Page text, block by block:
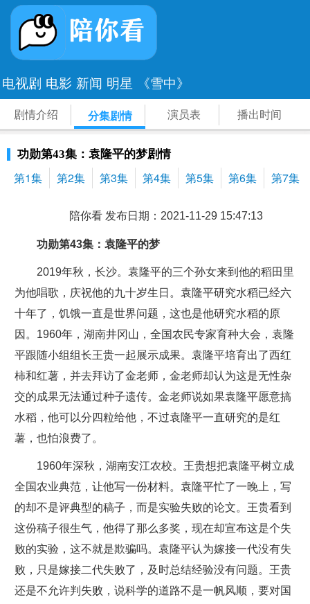
电视剧 电影 新闻 明星 《雪中》
剧情介绍 分集剧情 演员表 播出时间
功勋第43集：袁隆平的梦剧情
第1集 第2集 第3集 第4集 第5集 第6集 第7集
陪你看 发布日期：2021-11-29 15:47:13
功勋第43集：袁隆平的梦
2019年秋，长沙。袁隆平的三个孙女来到他的稻田里
为他唱歌，庆祝他的九十岁生日。袁隆平研究水稻已经六
十年了，饥饿一直是世界问题，这也是他研究水稻的原
因。1960年，湖南井冈山，全国农民专家育种大会，袁隆
平跟随小组组长王贵一起展示成果。袁隆平培育出了西红
柿和红薯，并去拜访了金老师，金老师却认为这是无性杂
交的成果无法通过种子遗传。金老师说如果袁隆平愿意搞
水稻，他可以分四粒给他，不过袁隆平一直研究的是红
薯，也怕浪费了。
1960年深秋，湖南安江农校。王贵想把袁隆平树立成
全国农业典范，让他写一份材料。袁隆平忙了一晚上，写
的却不是评典型的稿子，而是实验失败的论文。王贵看到
这份稿子很生气，他得了那么多奖，现在却宣布这是个失
败的实验，这不就是欺骗吗。袁隆平认为嫁接一代没有失
败，只是嫁接二代失败了，及时总结经验没有问题。王贵
还是不允许判失败，说科学的道路不是一帆风顺，要对国